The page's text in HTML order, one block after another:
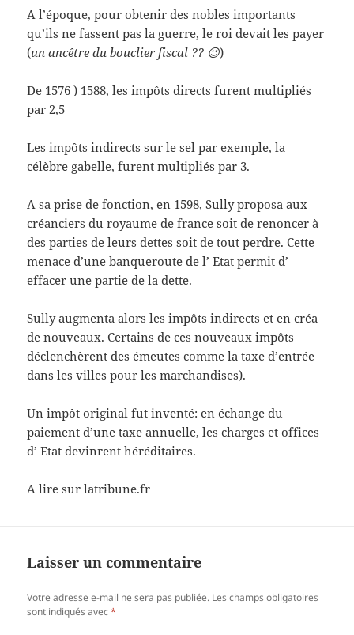
A l’époque, pour obtenir des nobles importants
qu’ils ne fassent pas la guerre, le roi devait les payer
(un ancêtre du bouclier fiscal ?? 😉)
De 1576 ) 1588, les impôts directs furent multipliés
par 2,5
Les impôts indirects sur le sel par exemple, la
célèbre gabelle, furent multipliés par 3.
A sa prise de fonction, en 1598, Sully proposa aux
créanciers du royaume de france soit de renoncer à
des parties de leurs dettes soit de tout perdre. Cette
menace d’une banqueroute de l’ Etat permit d’
effacer une partie de la dette.
Sully augmenta alors les impôts indirects et en créa
de nouveaux. Certains de ces nouveaux impôts
déclenchèrent des émeutes comme la taxe d’entrée
dans les villes pour les marchandises).
Un impôt original fut inventé: en échange du
paiement d’une taxe annuelle, les charges et offices
d’ Etat devinrent héréditaires.
A lire sur latribune.fr
Laisser un commentaire
Votre adresse e-mail ne sera pas publiée. Les champs obligatoires
sont indiqués avec*